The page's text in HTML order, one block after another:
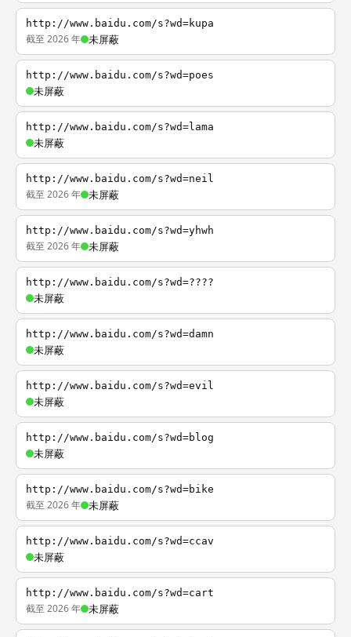
http://www.baidu.com/s?wd=kupa
截至 2026 年 未屏蔽
http://www.baidu.com/s?wd=poes
未屏蔽
http://www.baidu.com/s?wd=lama
未屏蔽
http://www.baidu.com/s?wd=neil
截至 2026 年 未屏蔽
http://www.baidu.com/s?wd=yhwh
截至 2026 年 未屏蔽
http://www.baidu.com/s?wd=????
未屏蔽
http://www.baidu.com/s?wd=damn
未屏蔽
http://www.baidu.com/s?wd=evil
未屏蔽
http://www.baidu.com/s?wd=blog
未屏蔽
http://www.baidu.com/s?wd=bike
截至 2026 年 未屏蔽
http://www.baidu.com/s?wd=ccav
未屏蔽
http://www.baidu.com/s?wd=cart
截至 2026 年 未屏蔽